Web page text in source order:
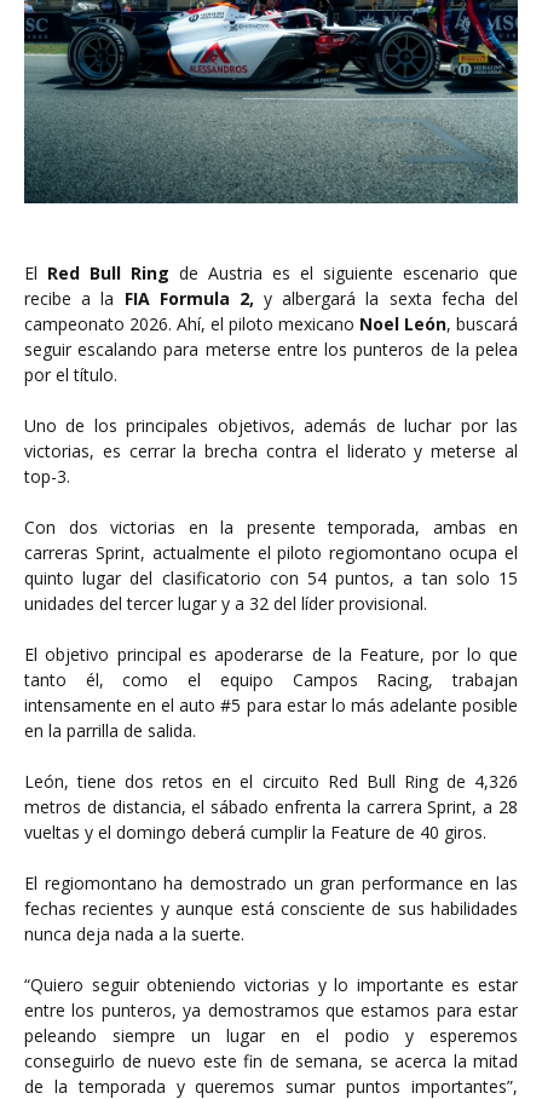
El Red Bull Ring de Austria es el siguiente escenario que
recibe a la FIA Formula 2, y albergará la sexta fecha del
campeonato 2026. Ahí, el piloto mexicano Noel León, buscará
seguir escalando para meterse entre los punteros de la pelea
por el título.
Uno de los principales objetivos, además de luchar por las
victorias, es cerrar la brecha contra el liderato y meterse al
top-3.
Con dos victorias en la presente temporada, ambas en
carreras Sprint, actualmente el piloto regiomontano ocupa el
quinto lugar del clasificatorio con 54 puntos, a tan solo 15
unidades del tercer lugar y a 32 del líder provisional.
El objetivo principal es apoderarse de la Feature, por lo que
tanto él, como el equipo Campos Racing, trabajan
intensamente en el auto #5 para estar lo más adelante posible
en la parrilla de salida.
León, tiene dos retos en el circuito Red Bull Ring de 4,326
metros de distancia, el sábado enfrenta la carrera Sprint, a 28
vueltas y el domingo deberá cumplir la Feature de 40 giros.
El regiomontano ha demostrado un gran performance en las
fechas recientes y aunque está consciente de sus habilidades
nunca deja nada a la suerte.
“Quiero seguir obteniendo victorias y lo importante es estar
entre los punteros, ya demostramos que estamos para estar
peleando siempre un lugar en el podio y esperemos
conseguirlo de nuevo este fin de semana, se acerca la mitad
de la temporada y queremos sumar puntos importantes”,